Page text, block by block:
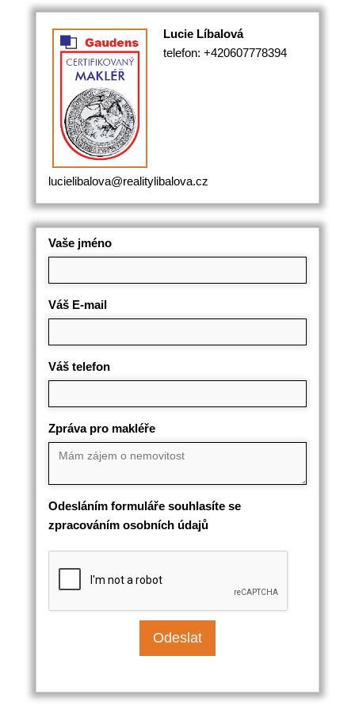
Lucie Líbalová
telefon: +420607778394
lucielibalova@realitylibalova.cz
Vaše jméno
Váš E-mail
Váš telefon
Zpráva pro makléře
Odesláním formuláře souhlasíte se
zpracováním osobních údajů